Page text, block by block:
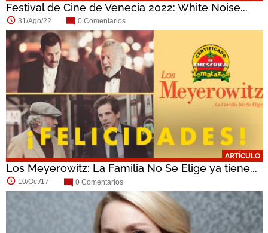
Festival de Cine de Venecia 2022: White Noise...
31/Ago/22 0 Comentarios
ARTÍCULO
Los Meyerowitz: La Familia No Se Elige ya tiene...
10/Oct/17 0 Comentarios